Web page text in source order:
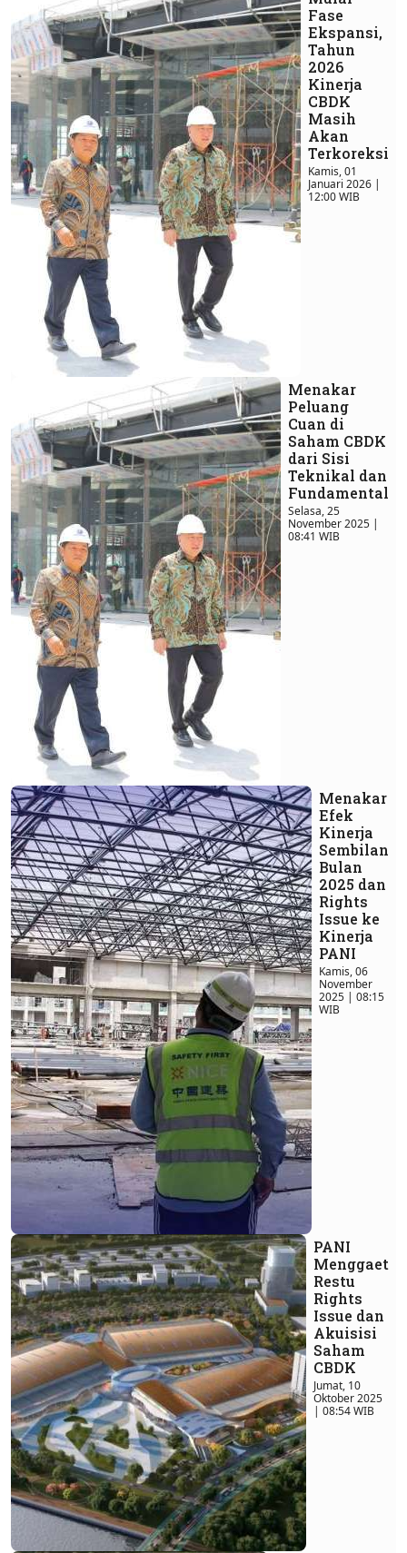
Fase
Ekspansi,
Tahun
2026
Kinerja
CBDK
Masih
Akan
Terkoreksi
Kamis, 01
Januari 2026 |
12:00 WIB
Menakar
Peluang
Cuan di
Saham CBDK
dari Sisi
Teknikal dan
Fundamental
Selasa, 25
November 2025 |
08:41 WIB
Menakar
Efek
Kinerja
Sembilan
Bulan
2025 dan
Rights
Issue ke
Kinerja
PANI
Kamis, 06
November
2025 | 08:15
WIB
PANI
Menggaet
Restu
Rights
Issue dan
Akuisisi
Saham
CBDK
Jumat, 10
Oktober 2025
| 08:54 WIB